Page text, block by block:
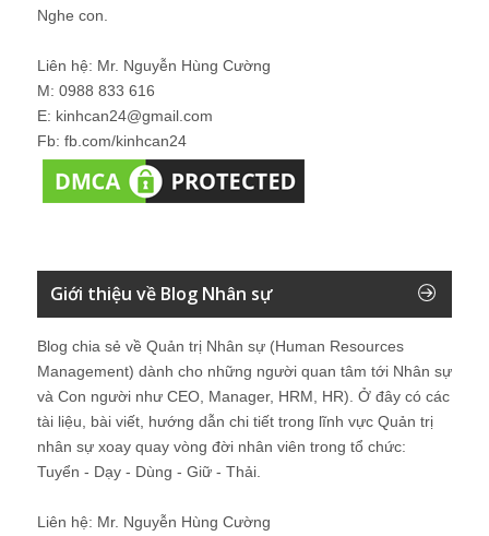
Nghe con.
Liên hệ: Mr. Nguyễn Hùng Cường
M: 0988 833 616
E: kinhcan24@gmail.com
Fb: fb.com/kinhcan24
Giới thiệu về Blog Nhân sự
Blog chia sẻ về Quản trị Nhân sự (Human Resources
Management) dành cho những người quan tâm tới Nhân sự
và Con người như CEO, Manager, HRM, HR). Ở đây có các
tài liệu, bài viết, hướng dẫn chi tiết trong lĩnh vực Quản trị
nhân sự xoay quay vòng đời nhân viên trong tổ chức:
Tuyển - Dạy - Dùng - Giữ - Thải.
Liên hệ: Mr. Nguyễn Hùng Cường